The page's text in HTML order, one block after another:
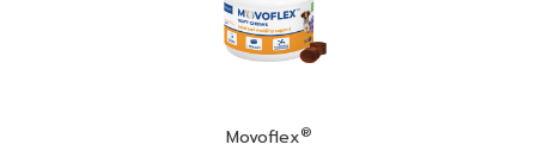
Movoflex®